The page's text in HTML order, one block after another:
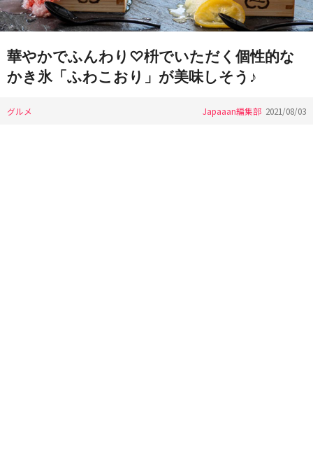
華やかでふんわり♡枡でいただく個性的な
かき氷「ふわこおり」が美味しそう♪
グルメ Japaaan編集部 2021/08/03